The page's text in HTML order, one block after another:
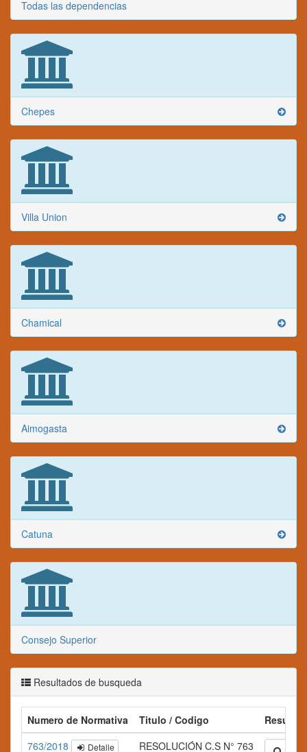
Todas las dependencias
Chepes
Villa Union
Chamical
Aimogasta
Catuna
Consejo Superior
Resultados de busqueda
Numero de Normativa Titulo / Codigo
763/2018
Detalle RESOLUCIÓN C.S N° 763